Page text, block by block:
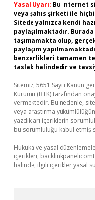
Yasal Uyarı: Bu internet
veya şahıs şirketi ile
Sitede yalnızca kendi
paylaşılmaktadır.
taşımamakta olup,
paylaşım
benzerlikleri tamamen
taslak halindedir ve
Sitemiz, 5651 Sayılı Kanun
Kurumu (BTK) tarafından
vermektedir. Bu nedenle,
veya araştırma
yazdıkları içeriklerin
bu sorumluluğu kabul etmiş
Hukuka ve yasal
içerikleri,
halinde, ilgili içerikler yasal